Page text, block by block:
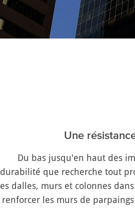
Une
Du bas jusqu'en haut des
durabilité que recherche tout
les dalles, murs et colonnes
renforcer les murs de